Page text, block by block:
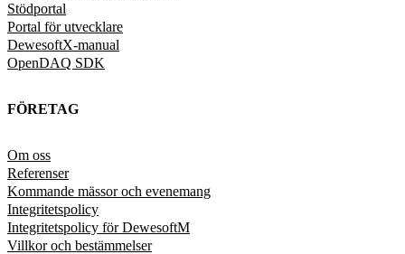
Stödportal
Portal för utvecklare
DewesoftX-manual
OpenDAQ SDK
FÖRETAG
Om oss
Referenser
Kommande mässor och evenemang
Integritetspolicy
Integritetspolicy för DewesoftM
Villkor och bestämmelser